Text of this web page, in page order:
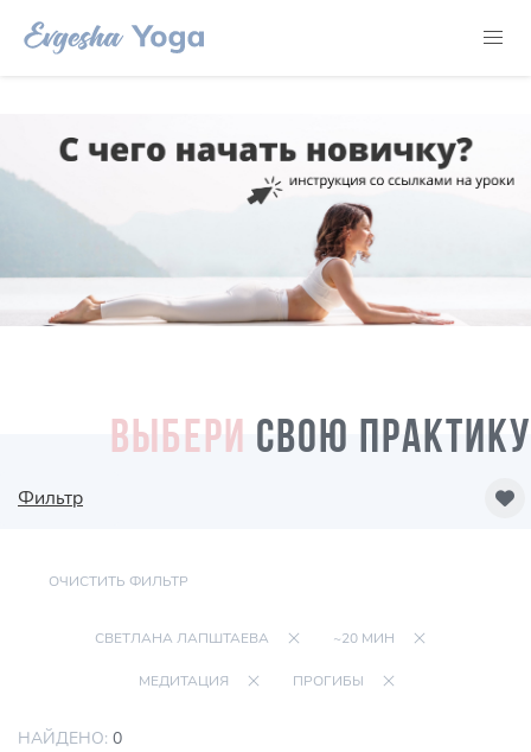
ВЫБЕРИ СВОЮ ПРАКТИКУ
Фильтр
ОЧИСТИТЬ ФИЛЬТР
СВЕТЛАНА ЛАПШТАЕВА ~20 МИН
МЕДИТАЦИЯ ПРОГИБЫ
НАЙДЕНО: 0